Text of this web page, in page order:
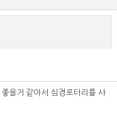
을거 같아서 심경로터리를 사